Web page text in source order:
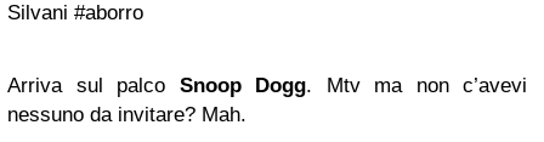
Silvani #aborro
Arriva sul palco Snoop Dogg. Mtv ma non c’avevi
nessuno da invitare? Mah.